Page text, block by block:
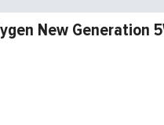
New Generation